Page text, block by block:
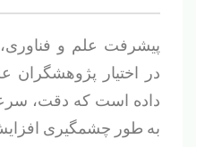
پیشرفت علم و فناوری،
در اختیار پژوهشگران
داده است که دقت،
به طور چشمگیری